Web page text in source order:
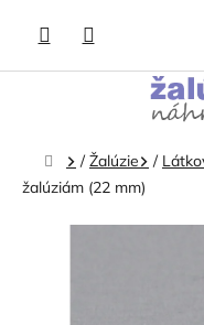
obsah
Domov
/ Žalúzie /
žalúziám (22 mm)